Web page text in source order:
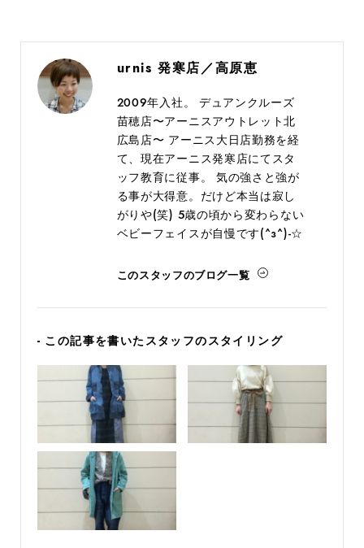
urnis 発寒店／高原恵
2009年入社。 デュアンクルーズ
苗穂店〜アーニスアウトレット北
広島店〜 アーニス大日店勤務を経
て、現在アーニス発寒店にてスタ
ッフ教育に従事。 気の強さと強が
る事が大得意。だけど本当は寂し
がりや(笑) 5歳の頃から変わらない
ベビーフェイスが自慢です(^з^)-☆
このスタッフのブログ一覧
- この記事を書いたスタッフのスタイリング